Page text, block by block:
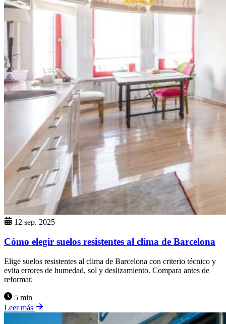
12 sep. 2025
Cómo elegir suelos resistentes al clima de Barcelona
Elige suelos resistentes al clima de Barcelona con criterio técnico y
evita errores de humedad, sol y deslizamiento. Compara antes de
reformar.
5 min
Leer más